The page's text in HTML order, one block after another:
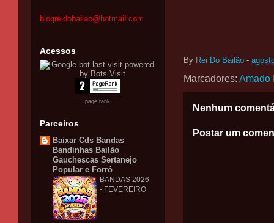
By Rei Do Bailão -
Marcadores: Amado
Nenhum
Postar um
blogreidobailao@hotmail.com
Acessos
page rank
Parceiros
Baixar Cds Bandas
Bandinhas Bailão
Gauchescas Sertanejo
Popular e Forró
BANDAS 2026
- FEVEREIRO